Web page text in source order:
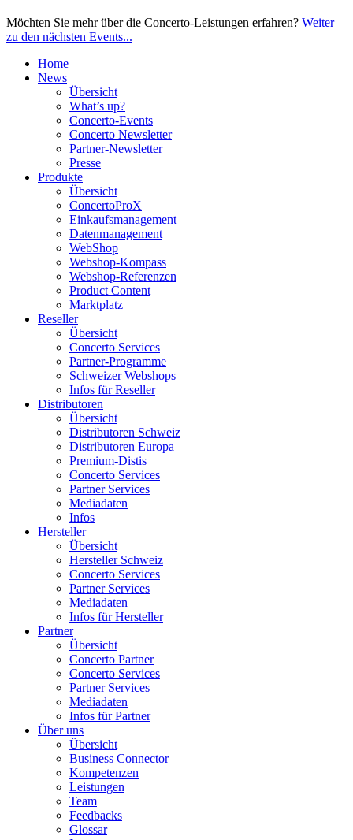
Möchten Sie mehr über die Concerto-Leistungen erfahren? Weiter
zu den nächsten Events...
Home
News
Übersicht
What’s up?
Concerto-Events
Concerto Newsletter
Partner-Newsletter
Presse
Produkte
Übersicht
ConcertoProX
Einkaufsmanagement
Datenmanagement
WebShop
Webshop-Kompass
Webshop-Referenzen
Product Content
Marktplatz
Reseller
Übersicht
Concerto Services
Partner-Programme
Schweizer Webshops
Infos für Reseller
Distributoren
Übersicht
Distributoren Schweiz
Distributoren Europa
Premium-Distis
Concerto Services
Partner Services
Mediadaten
Infos
Hersteller
Übersicht
Hersteller Schweiz
Concerto Services
Partner Services
Mediadaten
Infos für Hersteller
Partner
Übersicht
Concerto Partner
Concerto Services
Partner Services
Mediadaten
Infos für Partner
Über uns
Übersicht
Business Connector
Kompetenzen
Leistungen
Team
Feedbacks
Glossar